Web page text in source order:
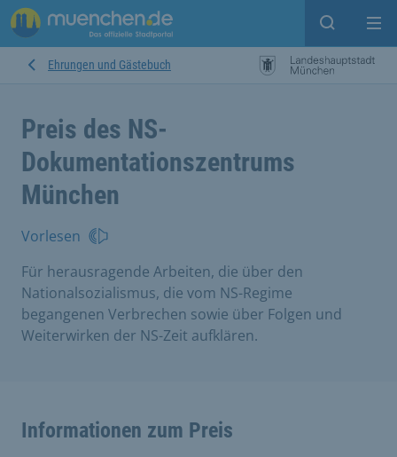
Suche
Ehrungen und Gästebuch
Preis des NS-
Dokumentationszentrums
München
Vorlesen
Für herausragende Arbeiten, die über den
Nationalsozialismus, die vom NS-Regime
begangenen Verbrechen sowie über Folgen und
Weiterwirken der NS-Zeit aufklären.
Informationen zum Preis